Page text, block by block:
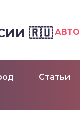
🇷🇺
Статьи